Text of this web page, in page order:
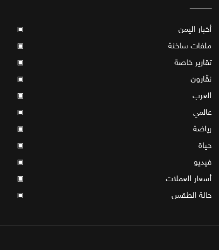
أخبار اليمن ▣
ملفات ساخنة ▣
تقارير خاصة ▣
نقّارون ▣
العرب ▣
عالمي ▣
رياضة ▣
حياة ▣
فيديو ▣
أسعار العملات ▣
حالة الطقس ▣